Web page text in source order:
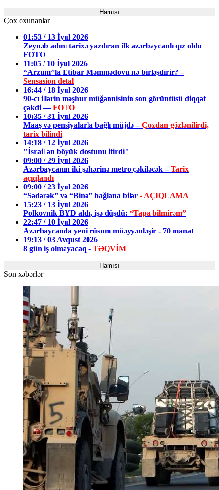
Hamısı
Çox oxunanlar
01:53 / 13 İyul 2026
Zeynəb adını tarixə yazdıran ilk azərbaycanlı qız oldu -
FOTO
11:05 / 10 İyul 2026
“Arzum”la Etibar Məmmədovu nə birləşdirir?–
Sensasion detal
16:44 / 18 İyul 2026
90-cı illərin məşhur müğənnisinin son görüntüsü diqqət
çəkdi —FOTO
10:35 / 31 İyul 2026
Maaş və pensiyalarla bağlı müjdə –Çoxdan gözlənilirdi,
tarix bilindi
14:18 / 12 İyul 2026
"İsrail ən böyük dostunu itirdi"
09:00 / 29 İyul 2026
Azərbaycanın iki şəhərinə metro çəkiləcək –Tarix
açıqlandı
09:00 / 23 İyul 2026
“Sədərək” və “Binə” bağlana bilər - AÇIQLAMA
15:23 / 13 İyul 2026
Polkovnik BYD aldı, işə düşdü: “Tapa bilmirəm”
22:47 / 10 İyul 2026
Azərbaycanda yeni rüsum müəyyənləşir - 70 manat
19:13 / 03 Avqust 2026
8 gün iş olmayacaq - TƏQVİM
Hamısı
Son xəbərlər